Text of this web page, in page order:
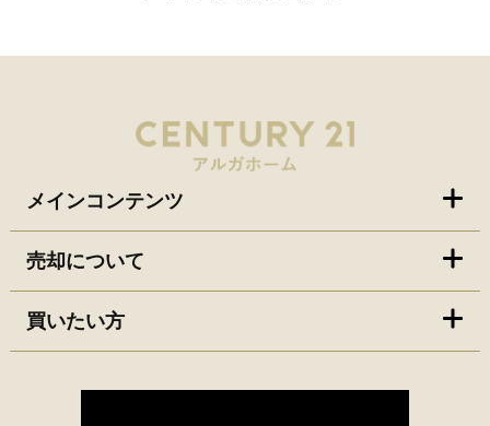
メインコンテンツ
売却について
買いたい方